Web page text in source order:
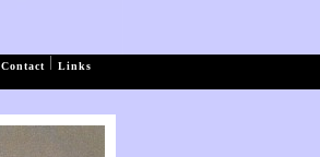
Contact Links